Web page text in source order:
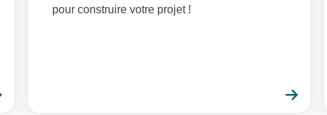
pour construire votre projet !